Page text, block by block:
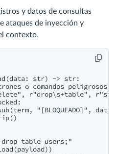
y datos de consultas
ataques de inyección y
contexto.
str) -> str:
o comandos peligrosos
r"drop\s+table",
"[BLOQUEADO]",
drop table users;"